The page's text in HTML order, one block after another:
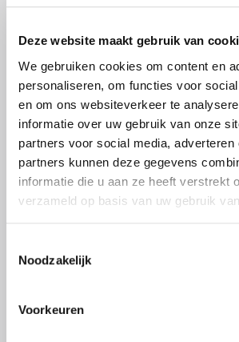
Deze website maakt gebruik van
We gebruiken cookies om content en
personaliseren, om functies voor
en om ons websiteverkeer te
informatie over uw gebruik van onze
partners voor social media, adverteren
partners kunnen deze gegevens
informatie die u aan ze heeft verstrekt
verzameld op basis van uw gebruik
Noodzakelijk
Voorkeuren
Productbladen